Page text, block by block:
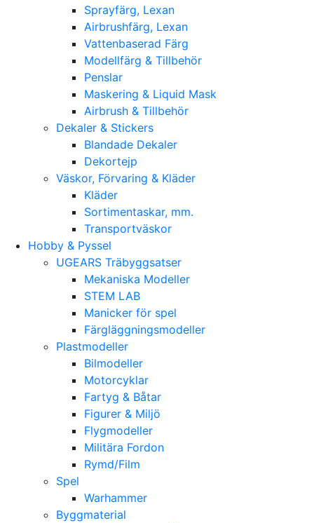
Sprayfärg, Lexan
Airbrushfärg, Lexan
Vattenbaserad Färg
Modellfärg & Tillbehör
Penslar
Maskering & Liquid Mask
Airbrush & Tillbehör
Dekaler & Stickers
Blandade Dekaler
Dekortejp
Väskor, Förvaring & Kläder
Kläder
Sortimentaskar, mm.
Transportväskor
Hobby & Pyssel
UGEARS Träbyggsatser
Mekaniska Modeller
STEM LAB
Manicker för spel
Färgläggningsmodeller
Plastmodeller
Bilmodeller
Motorcyklar
Fartyg & Båtar
Figurer & Miljö
Flygmodeller
Militära Fordon
Rymd/Film
Spel
Warhammer
Byggmaterial